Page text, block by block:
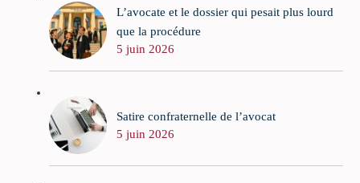
L’avocate et le dossier qui pesait plus lourd
que la procédure
5 juin 2026
Satire confraternelle de l’avocat
5 juin 2026